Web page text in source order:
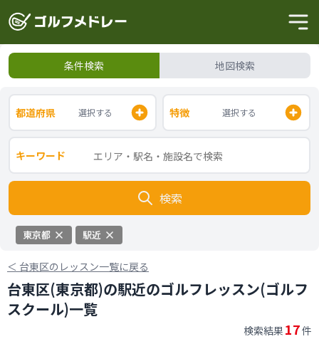
条件検索 地図検索
都道府県 選択する 特徴 選択する
キーワード
検索
東京都 駅近
＜ 台東区のレッスン一覧に戻る
台東区(東京都)の駅近のゴルフレッスン(ゴルフ
スクール)一覧
検索結果 17件